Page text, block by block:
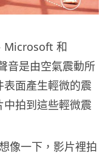
Microsoft 和
音是由空氣震動所
面產生輕微的震
拍到這些輕微震
像一下，影片裡拍